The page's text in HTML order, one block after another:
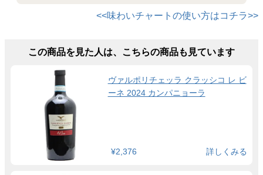
<<味わいチャートの使い方はコチラ>>
この商品を見た人は、こちらの商品も見ています
ヴァルポリチェッラ クラッシコ レ ビ
ーネ 2024 カンパニョーラ
¥2,376 詳しくみる